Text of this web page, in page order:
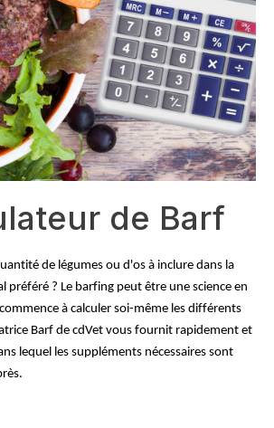
de Barf
de légumes ou d'os à inclure dans la
préféré ? Le barfing peut être une science en
à calculer soi-même les différents
Barf de cdVet vous fournit rapidement et
lequel les suppléments nécessaires sont